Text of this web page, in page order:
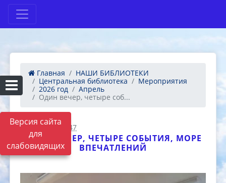
Версия сайта
для
слабовидящих
Главная
НАШИ БИБЛИОТЕКИ
Центральная библиотека
Мероприятия
2026 год
Апрель
Один вечер, четыре соб...
21.04.2026 16:47
ОДИН ВЕЧЕР, ЧЕТЫРЕ СОБЫТИЯ, МОРЕ
ВПЕЧАТЛЕНИЙ